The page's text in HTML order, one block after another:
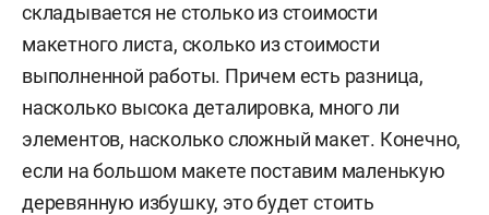
складывается не столько из стоимости
макетного листа, сколько из стоимости
выполненной работы. Причем есть разница,
насколько высока деталировка, много ли
элементов, насколько сложный макет. Конечно,
если на большом макете поставим маленькую
деревянную избушку, это будет стоить